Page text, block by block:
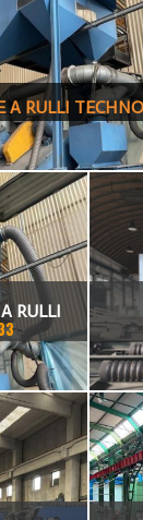
A RULLI
RULLI